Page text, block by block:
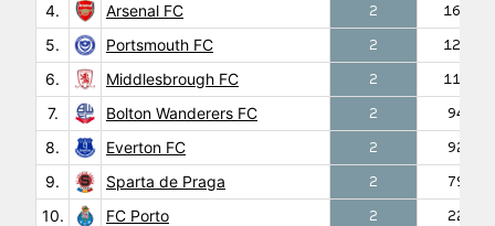
4.
Arsenal FC 2
169′
5.
Portsmouth FC 2
122′
6.
Middlesbrough FC 2
117′
7.
Bolton Wanderers FC 2
94′
8.
Everton FC 2
92′
9.
Sparta de Praga 2
79′
10.
FC Porto 2
22′